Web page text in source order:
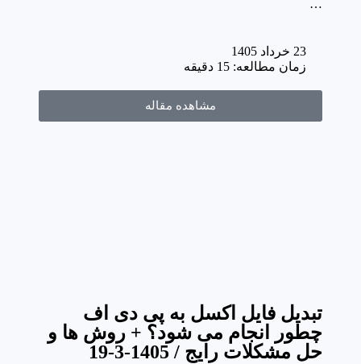
…
23 خرداد 1405
زمان مطالعه: 15 دقیقه
مشاهده مقاله
تبدیل فایل اکسل به پی دی اف
چطور انجام می شود؟ + روش ها و
حل مشکلات رایج / 1405-3-19